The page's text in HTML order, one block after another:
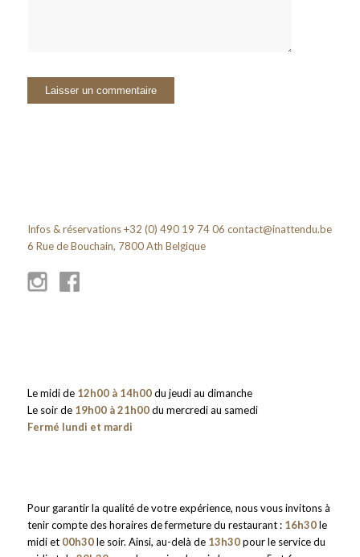
Infos & réservations +32 (0) 490 19 74 06 contact@inattendu.be
6 Rue de Bouchain, 7800 Ath Belgique
Le midi de 12h00 à 14h00du jeudi au dimanche
Le soir de 19h00 à 21h00du mercredi au samedi
Fermé lundi et mardi
Pour garantir la qualité de votre expérience, nous vous invitons à
tenir compte des horaires de fermeture du restaurant : 16h30le
midi et 00h30le soir. Ainsi, au-delà de 13h30pour le service du